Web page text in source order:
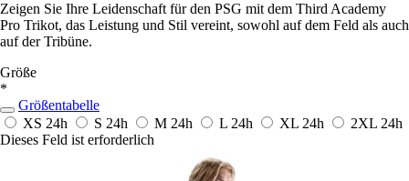
Zeigen Sie Ihre Leidenschaft für den PSG mit dem Third Academy
Pro Trikot, das Leistung und Stil vereint, sowohl auf dem Feld als auch
auf der Tribüne.
Größe
*
Größentabelle
XS 24h S 24h M 24h L 24h XL 24h 2XL 24h
Dieses Feld ist erforderlich